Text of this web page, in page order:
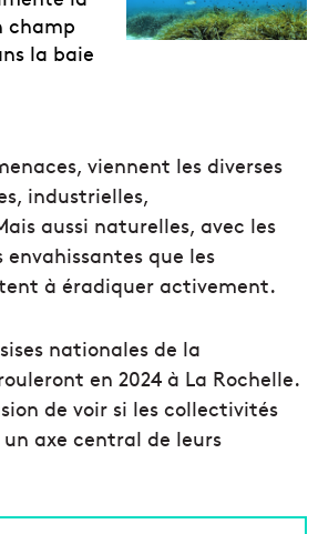
champ
la baie
viennent les diverses
industrielles,
aussi naturelles, avec les
envahissantes que les
à éradiquer activement.
nationales de la
en 2024 à La Rochelle.
de voir si les collectivités
axe central de leurs